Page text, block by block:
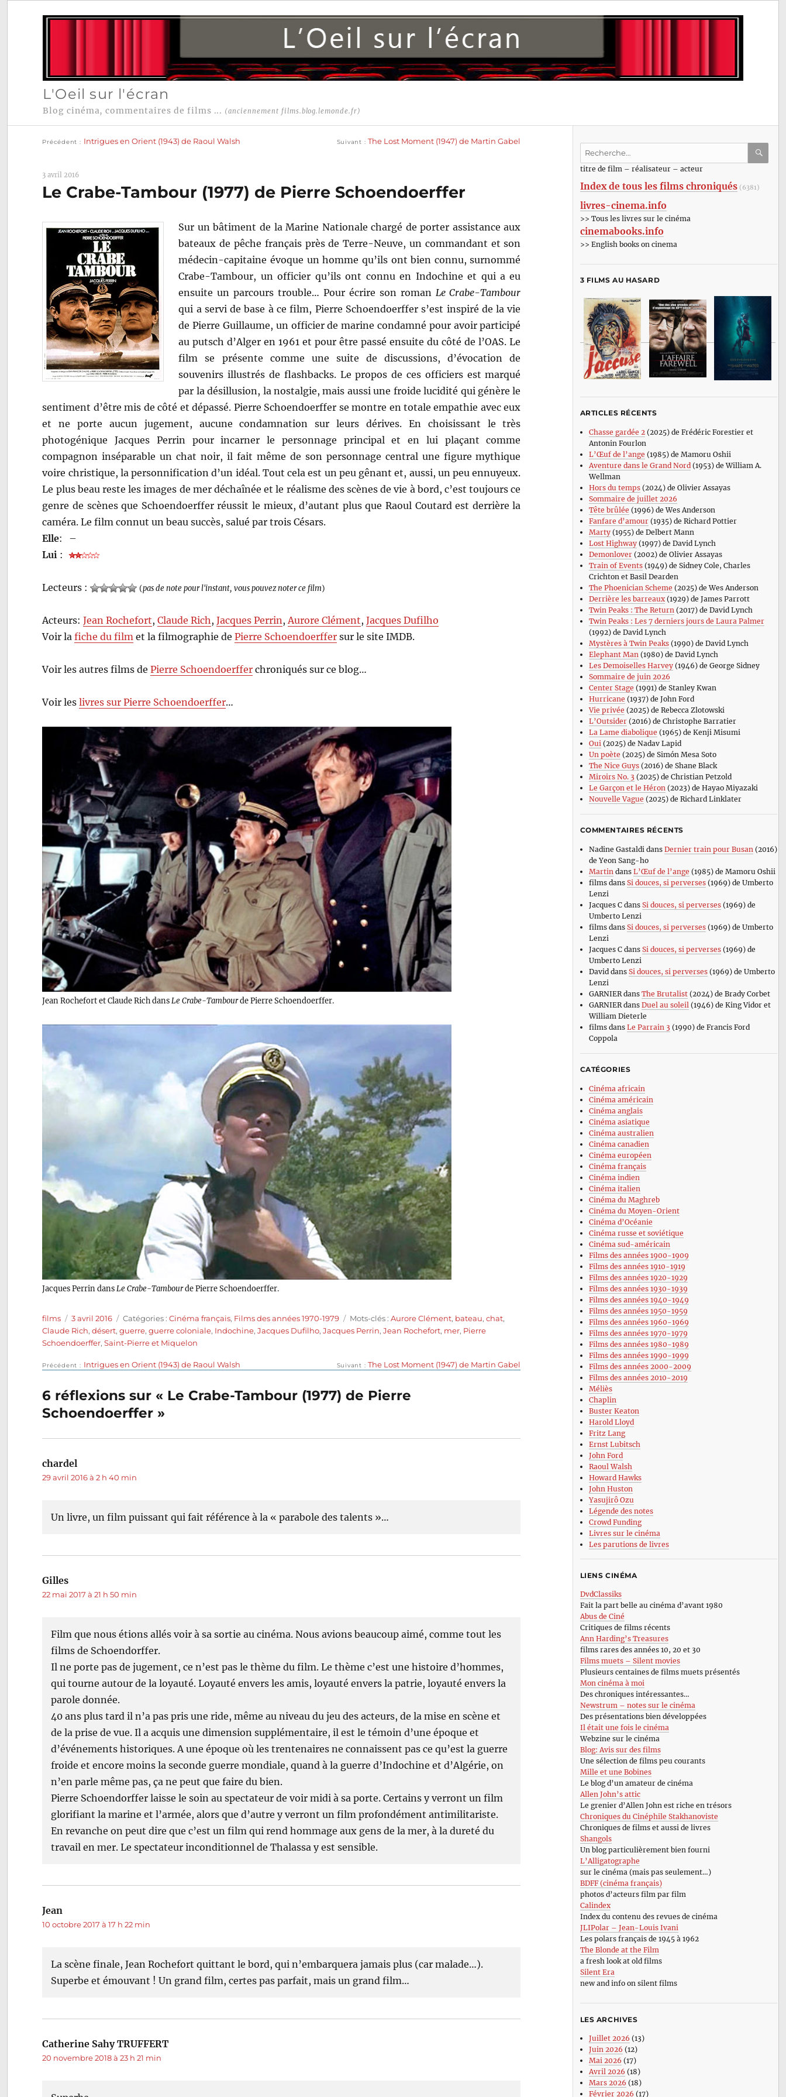
L'Oeil sur l'écran
Blog cinéma, commentaires de films ... (anciennement films.blog.lemonde.fr)
Navigation
l’article
Précédent Intrigues en Orient (1943) de Raoul Walsh Suivant The Lost Moment (1947) de Martin Gabel
3 avril 2016
Le Crabe-Tambour (1977) de Pierre Schoendoerffer
Sur un bâtiment de la Marine Nationale chargé de porter assistance aux
bateaux de pêche français près de Terre-Neuve, un commandant et son
médecin-capitaine évoque un homme qu’ils ont bien connu, surnommé
Crabe-Tambour, un officier qu’ils ont connu en Indochine et qui a eu
ensuite un parcours trouble… Pour écrire son roman Le Crabe-Tambour
qui a servi de base à ce film, Pierre Schoendoerffer s’est inspiré de la vie
de Pierre Guillaume, un officier de marine condamné pour avoir participé
au putsch d’Alger en 1961 et pour être passé ensuite du côté de l’OAS. Le
film se présente comme une suite de discussions, d’évocation de
souvenirs illustrés de flashbacks. Le propos de ces officiers est marqué
par la désillusion, la nostalgie, mais aussi une froide lucidité qui génère le
sentiment d’être mis de côté et dépassé. Pierre Schoendoerffer se montre en totale empathie avec eux
et ne porte aucun jugement, aucune condamnation sur leurs dérives. En choisissant le très
photogénique Jacques Perrin pour incarner le personnage principal et en lui plaçant comme
compagnon inséparable un chat noir, il fait même de son personnage central une figure mythique
voire christique, la personnification d’un idéal. Tout cela est un peu gênant et, aussi, un peu ennuyeux.
Le plus beau reste les images de mer déchaînée et le réalisme des scènes de vie à bord, c’est toujours ce
genre de scènes que Schoendoerffer réussit le mieux, d’autant plus que Raoul Coutard est derrière la
caméra. Le film connut un beau succès, salué par trois Césars.
Elle:
–
Lui :
Lecteurs : (pas de note pour l'instant, vous pouvez noter ce film)
Acteurs:Jean Rochefort,Claude Rich ,Jacques Perrin , Aurore Clément,Jacques Dufilho
Voir lafiche du film et la filmographie dePierre Schoendoerffer sur le site IMDB.
Voir les autres films dePierre Schoendoerffer chroniqués sur ce blog…
Voir leslivres sur Pierre Schoendoerffer…
Jean Rochefort et Claude Rich dansLe Crabe-Tambourde Pierre Schoendoerffer.
Jacques Perrin dans Le Crabe-Tambourde Pierre Schoendoerffer.
Auteur
films
Publié
le
3 avril 2016 Catégories
Catégories :Cinéma français, Films des années 1970-1979 Étiquettes
Mots-clés :Aurore Clément, bateau,chat,
Claude Rich,désert,guerre,guerre coloniale, Indochine,Jacques Dufilho,Jacques Perrin,Jean Rochefort, mer, Pierre
Schoendoerffer,Saint-Pierre et Miquelon
Navigation
de
l’article
Précédent
Publication
Intrigues en Orient (1943) de Raoul Walsh Suivant
Publication
The Lost Moment (1947) de Martin Gabel
6 réflexions sur « Le Crabe-Tambour (1977) de Pierre
Schoendoerffer »
chardel
29 avril 2016 à 2 h 40 min
Un livre, un film puissant qui fait référence à la « parabole des talents »…
Gilles
22 mai 2017 à 21 h 50 min
Film que nous étions allés voir à sa sortie au cinéma. Nous avions beaucoup aimé, comme tout les
films de Schoendorffer.
Il ne porte pas de jugement, ce n’est pas le thème du film. Le thème c’est une histoire d’hommes,
qui tourne autour de la loyauté. Loyauté envers les amis, loyauté envers la patrie, loyauté envers la
parole donnée.
40 ans plus tard il n’a pas pris une ride, même au niveau du jeu des acteurs, de la mise en scène et
de la prise de vue. Il a acquis une dimension supplémentaire, il est le témoin d’une époque et
d’événements historiques. A une époque où les trentenaires ne connaissent pas ce qu’est la guerre
froide et encore moins la seconde guerre mondiale, quand à la guerre d’Indochine et d’Algérie, on
n’en parle même pas, ça ne peut que faire du bien.
Pierre Schoendorffer laisse le soin au spectateur de voir midi à sa porte. Certains y verront un film
glorifiant la marine et l’armée, alors que d’autre y verront un film profondément antimilitariste.
En revanche on peut dire que c’est un film qui rend hommage aux gens de la mer, à la dureté du
travail en mer. Le spectateur inconditionnel de Thalassa y est sensible.
Jean
10 octobre 2017 à 17 h 22 min
La scène finale, Jean Rochefort quittant le bord, qui n’embarquera jamais plus (car malade…).
Superbe et émouvant ! Un grand film, certes pas parfait, mais un grand film…
Catherine Sahy TRUFFERT
20 novembre 2018 à 23 h 21 min
Recherche
:titre de film – réalisateur – acteur
Index de tous les films chroniqués (6381)
livres-cinema.info
>> Tous les livres sur le cinéma
cinemabooks.info
>> English books on cinema
3 FILMS AU HASARD
ARTICLES RÉCENTS
Chasse gardée 2(2025) de Frédéric Forestier et
Antonin Fourlon
L’Œuf de l’ange (1985) de Mamoru Oshii
Aventure dans le Grand Nord(1953) de William A.
Wellman
Hors du temps(2024) de Olivier Assayas
Sommaire de juillet 2026
Tête brûlée (1996) de Wes Anderson
Fanfare d’amour(1935) de Richard Pottier
Marty(1955) de Delbert Mann
Lost Highway(1997) de David Lynch
Demonlover(2002) de Olivier Assayas
Train of Events(1949) de Sidney Cole, Charles
Crichton et Basil Dearden
The Phoenician Scheme (2025) de Wes Anderson
Derrière les barreaux(1929) de James Parrott
Twin Peaks : The Return(2017) de David Lynch
Twin Peaks : Les 7 derniers jours de Laura Palmer
(1992) de David Lynch
Mystères à Twin Peaks(1990) de David Lynch
Elephant Man(1980) de David Lynch
Les Demoiselles Harvey(1946) de George Sidney
Sommaire de juin 2026
Center Stage (1991) de Stanley Kwan
Hurricane (1937) de John Ford
Vie privée (2025) de Rebecca Zlotowski
L’Outsider(2016) de Christophe Barratier
La Lame diabolique (1965) de Kenji Misumi
Oui(2025) de Nadav Lapid
Un poète (2025) de Simón Mesa Soto
The Nice Guys(2016) de Shane Black
Miroirs No. 3 (2025) de Christian Petzold
Le Garçon et le Héron(2023) de Hayao Miyazaki
Nouvelle Vague (2025) de Richard Linklater
COMMENTAIRES RÉCENTS
Nadine Gastaldi dans Dernier train pour Busan (2016)
de Yeon Sang-ho
Martin dans L’Œuf de l’ange (1985) de Mamoru Oshii
filmsdans Si douces, si perverses(1969) de Umberto
Lenzi
Jacques Cdans Si douces, si perverses(1969) de
Umberto Lenzi
filmsdans Si douces, si perverses(1969) de Umberto
Lenzi
Jacques Cdans Si douces, si perverses(1969) de
Umberto Lenzi
David dans Si douces, si perverses(1969) de Umberto
Lenzi
GARNIERdans The Brutalist(2024) de Brady Corbet
GARNIERdans Duel au soleil (1946) de King Vidor et
William Dieterle
filmsdans Le Parrain 3 (1990) de Francis Ford
Coppola
CATÉGORIES
Cinéma africain
Cinéma américain
Cinéma anglais
Cinéma asiatique
Cinéma australien
Cinéma canadien
Cinéma européen
Cinéma français
Cinéma indien
Cinéma italien
Cinéma du Maghreb
Cinéma du Moyen-Orient
Cinéma d’Océanie
Cinéma russe et soviétique
Cinéma sud-américain
Films des années 1900-1909
Films des années 1910-1919
Films des années 1920-1929
Films des années 1930-1939
Films des années 1940-1949
Films des années 1950-1959
Films des années 1960-1969
Films des années 1970-1979
Films des années 1980-1989
Films des années 1990-1999
Films des années 2000-2009
Films des années 2010-2019
Méliès
Chaplin
Buster Keaton
Harold Lloyd
Fritz Lang
Ernst Lubitsch
John Ford
Raoul Walsh
Howard Hawks
John Huston
Yasujirô Ozu
Légende des notes
Crowd Funding
Livres sur le cinéma
Les parutions de livres
LIENS CINÉMA
DvdClassiks
Fait la part belle au cinéma d’avant 1980
Abus de Ciné
Critiques de films récents
Ann Harding’s Treasures
films rares des années 10, 20 et 30
Films muets – Silent movies
Plusieurs centaines de films muets présentés
Mon cinéma à moi
Des chroniques intéressantes…
Newstrum – notes sur le cinéma
Des présentations bien développées
Il était une fois le cinéma
Webzine sur le cinéma
Blog: Avis sur des films
Une sélection de films peu courants
Mille et une Bobines
Le blog d’un amateur de cinéma
Allen John’s attic
Le grenier d’Allen John est riche en trésors
Chroniques du Cinéphile Stakhanoviste
Chroniques de films et aussi de livres
Shangols
Un blog particulièrement bien fourni
L’Alligatographe
sur le cinéma (mais pas seulement…)
BDFF (cinéma français)
photos d’acteurs film par film
Calindex
Index du contenu des revues de cinéma
JLIPolar – Jean-Louis Ivani
Les polars français de 1945 à 1962
The Blonde at the Film
a fresh look at old films
Silent Era
new and info on silent films
LES ARCHIVES
Juillet 2026 (13)
Juin 2026 (12)
Mai 2026 (17)
Avril 2026 (18)
Mars 2026 (18)
Février 2026 (17)